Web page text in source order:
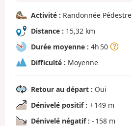
Activité : Randonnée Pédestre
Distance : 15,32 km
Durée moyenne : 4h 50
Difficulté : Moyenne
Retour au départ : Oui
Dénivelé positif : + 149 m
Dénivelé négatif : - 158 m